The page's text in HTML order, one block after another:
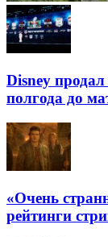
Disney
полгода до
«Очень
рейтинги